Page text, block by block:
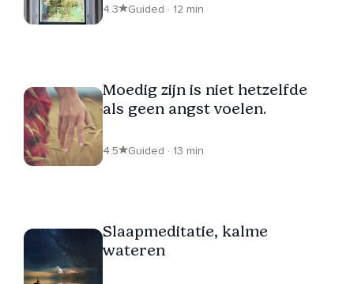
4.3 Guided · 12 min
Moedig zijn is niet hetzelfde
als geen angst voelen.
4.5 Guided · 13 min
Slaapmeditatie, kalme
wateren